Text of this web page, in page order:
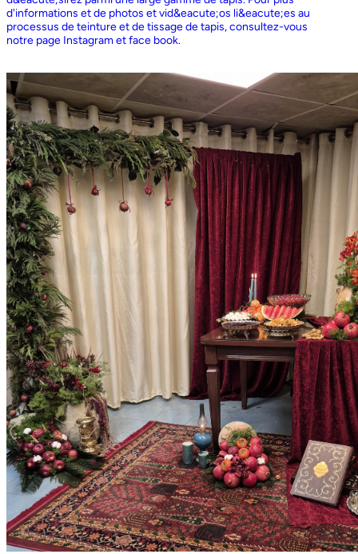
d'informations et de photos et vid&eacute;os li&eacute;es au
processus de teinture et de tissage de tapis, consultez-vous
notre page Instagram et face book.